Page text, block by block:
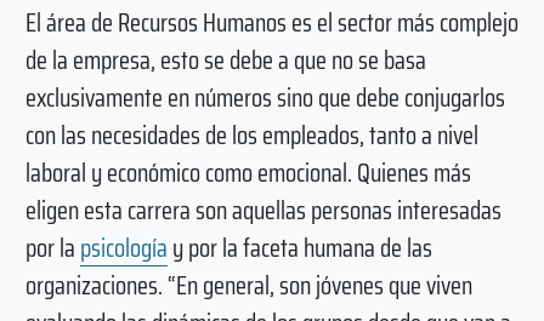
El área de Recursos Humanos es el sector más complejo
de la empresa, esto se debe a que no se basa
exclusivamente en números sino que debe conjugarlos
con las necesidades de los empleados, tanto a nivel
laboral y económico como emocional. Quienes más
eligen esta carrera son aquellas personas interesadas
por lapsicologíay por la faceta humana de las
organizaciones. “En general, son jóvenes que viven